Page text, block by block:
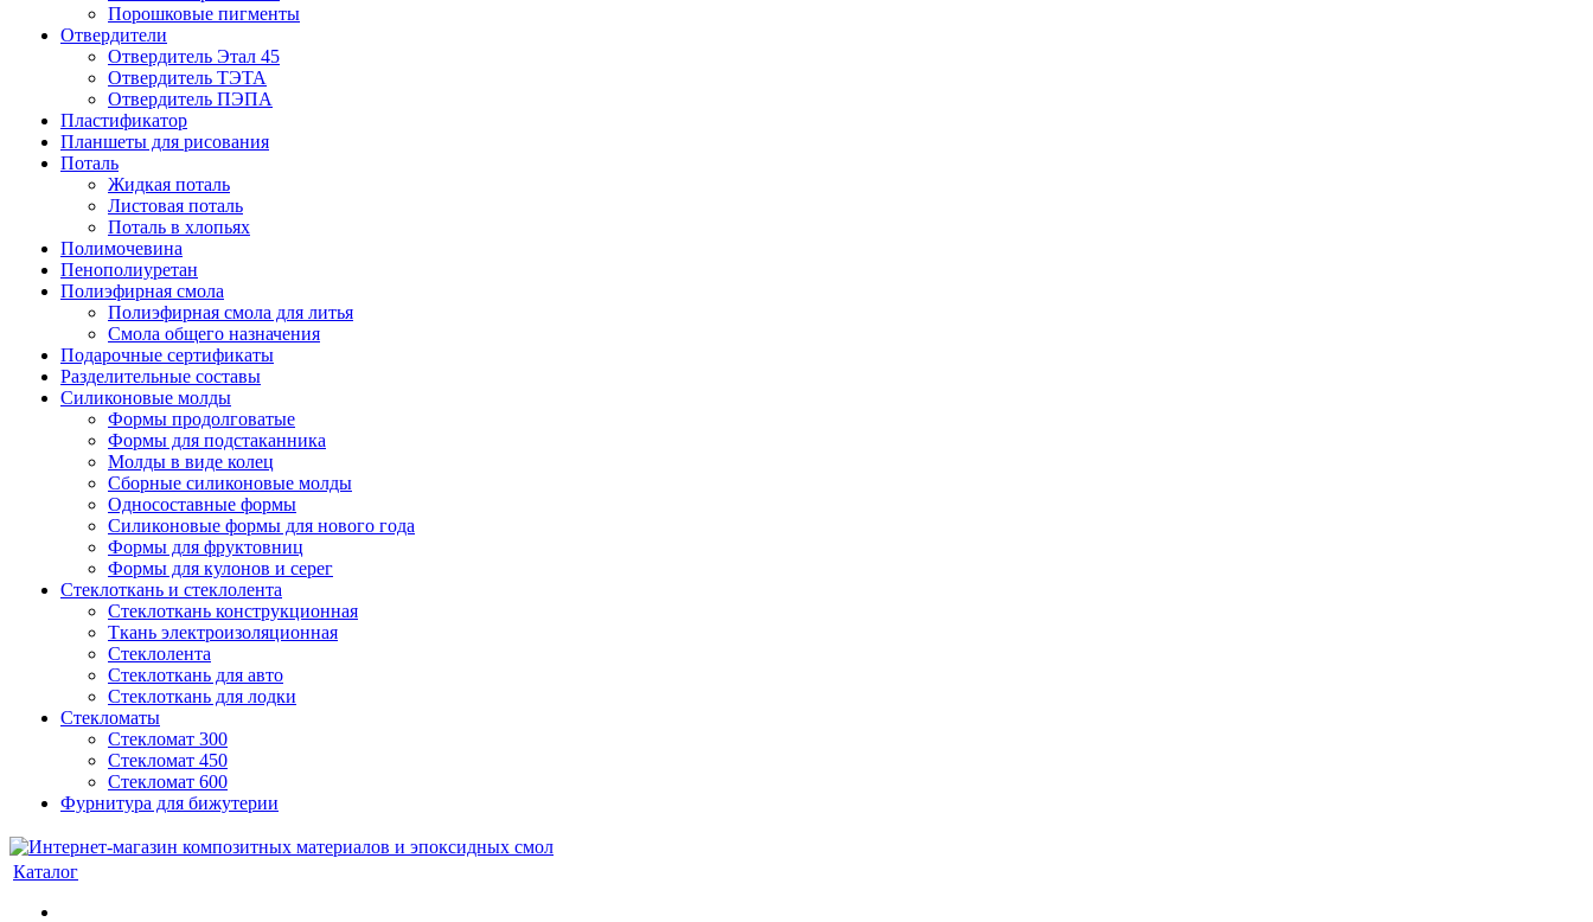
Порошковые пигменты
Отвердители
Отвердитель Этал 45
Отвердитель ТЭТА
Отвердитель ПЭПА
Пластификатор
Планшеты для рисования
Поталь
Жидкая поталь
Листовая поталь
Поталь в хлопьях
Полимочевина
Пенополиуретан
Полиэфирная смола
Полиэфирная смола для литья
Смола общего назначения
Подарочные сертификаты
Разделительные составы
Силиконовые молды
Формы продолговатые
Формы для подстаканника
Молды в виде колец
Сборные силиконовые молды
Односоставные формы
Силиконовые формы для нового года
Формы для фруктовниц
Формы для кулонов и серег
Стеклоткань и стеклолента
Стеклоткань конструкционная
Ткань электроизоляционная
Стеклолента
Стеклоткань для авто
Стеклоткань для лодки
Стекломаты
Стекломат 300
Стекломат 450
Стекломат 600
Фурнитура для бижутерии
Каталог